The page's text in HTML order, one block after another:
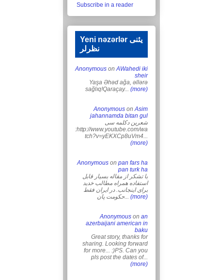
Subscribe in a reader
Yeni nəzərlər یئنی
نظرلر
Anonymous onAWahedi iki
sheir
Yaşa Əhəd ağa, əllərə
sağlıq!Qaraçay... (more)
Anonymous onAsim
jahannamda bitan gul
شعرین دکلمه سی
:http://www.youtube.com/wa
tch?v=yEKXCp8uVm4...
(more)
Anonymous on pan fars ha
pan turk ha
با تشکر از مقاله بسیار قابل
استفاده همراه مطالب خدید
برای اینجانب. در ایران فقط
حکومت پان... (more)
Anonymous on an
azerbaijani american in
baku
Great story, thanks for
sharing. Looking forward
for more... :)PS. Can you
pls post the dates of...
(more)